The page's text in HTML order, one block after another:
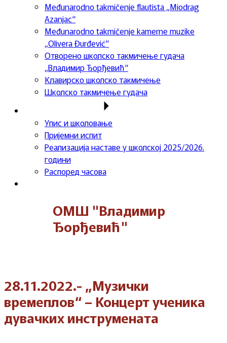
Međunarodno takmičenje flautista „Miodrag
Azanjac“
Međunarodno takmičenje kamerne muzike
„Olivera Đurđević“
Отворено школско такмичење гудача
„Владимир Ђорђевић“
Клавирско школско такмичење
Школско такмичење гудача
Упис и школовање
Пријемни испит
Реализација наставе у школској 2025/2026.
години
Распоред часова
ОМШ "Владимир
Ђорђевић"
28.11.2022.- „Музички
времеплов“ – Концерт ученика
дувачких инструмената